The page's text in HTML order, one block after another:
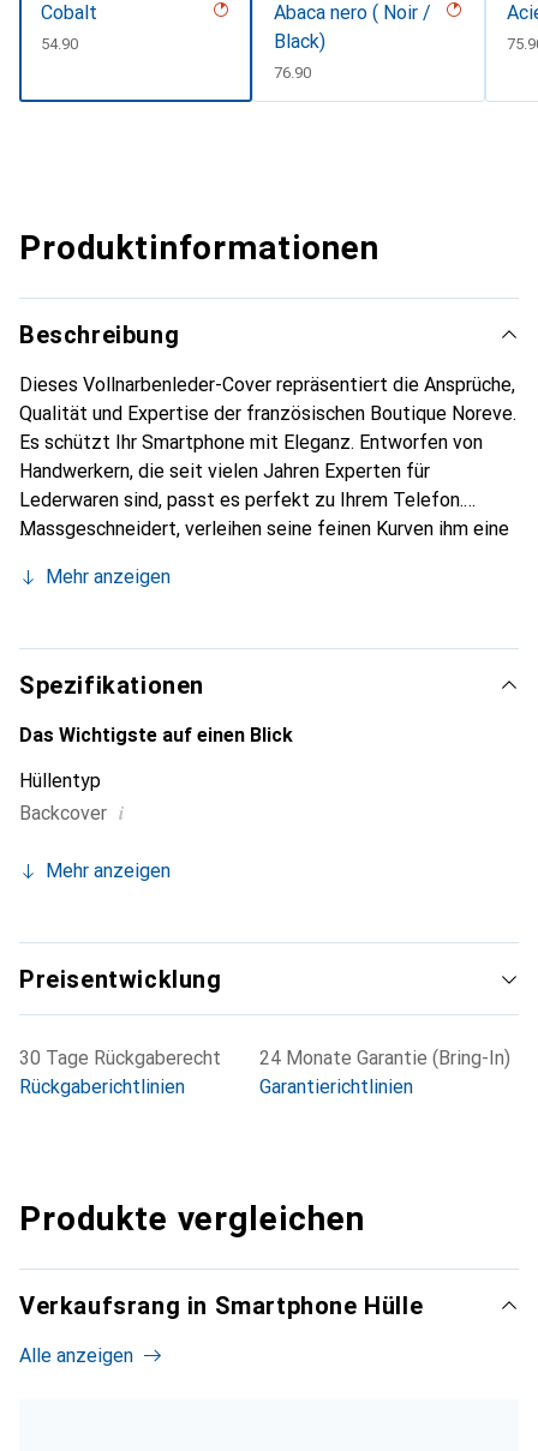
Cobalt
CHF
54.90
Abaca nero ( Noir /
Black)
CHF
76.90
CHF
Produktinformationen
Beschreibung
Dieses Vollnarbenleder-Cover repräsentiert die Ansprüche,
Qualität und Expertise der französischen Boutique Noreve.
Es schützt Ihr Smartphone mit Eleganz. Entworfen von
Handwerkern, die seit vielen Jahren Experten für
Lederwaren sind, passt es perfekt zu Ihrem Telefon.
Massgeschneidert, verleihen seine feinen Kurven ihm eine
unverzichtbaren Accessoire für Ihr Smartphone.
die Marke Noreve eine sichere Wahl für eine
anspruchsvolle Kundschaft.
Mehr anzeigen
Spezifikationen
Das Wichtigste auf einen Blick
Hüllentyp
Backcover i
Mehr anzeigen
Preisentwicklung
30 Tage Rückgaberecht
Rückgaberichtlinien
24 Monate Garantie (Bring-In)
Garantierichtlinien
Produkte vergleichen
Verkaufsrang in Smartphone Hülle
Alle anzeigen